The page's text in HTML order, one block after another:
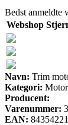
Bedst anmeldte
Webshop
Navn: Trim
Kategori:
Producent:
Varenummer:
EAN: